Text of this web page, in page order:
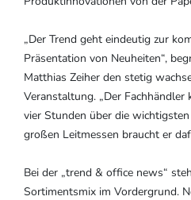
„Der Trend geht eindeutig zur
Präsentation von Neuheiten“,
Matthias Zeiher den stetig
Veranstaltung. „Der Fachhändler
vier Stunden über die
großen Leitmessen braucht er
Bei der „trend & office news“
Sortimentsmix im Vordergrund.